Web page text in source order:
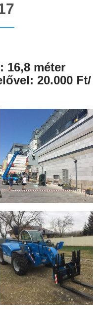
16,8 méter
20.000 Ft/